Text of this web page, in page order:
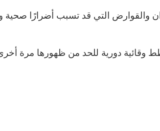
والقوارض التي قد تسبب أضرارًا صحية
دورية للحد من ظهورها مرة